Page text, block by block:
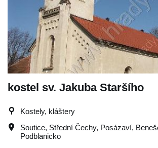
kostel sv. Jakuba Staršího
Kostely, kláštery
Soutice, Střední Čechy, Posázaví,
Podblanicko